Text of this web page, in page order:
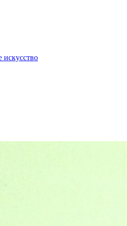
искусство